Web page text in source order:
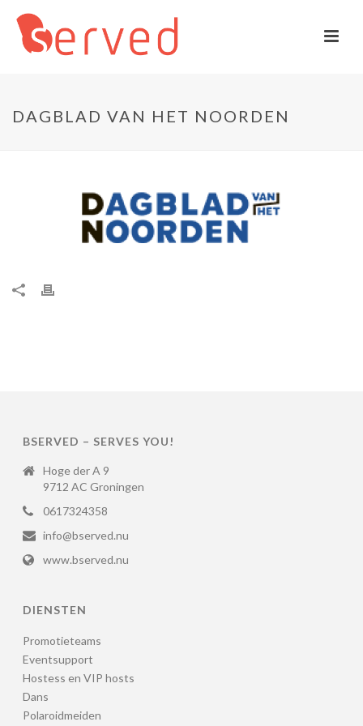
DAGBLAD VAN HET NOORDEN
BSERVED – SERVES YOU!
Hoge der A 9
9712 AC Groningen
0617324358
info@bserved.nu
www.bserved.nu
DIENSTEN
Promotieteams
Eventsupport
Hostess en VIP hosts
Dans
Polaroidmeiden